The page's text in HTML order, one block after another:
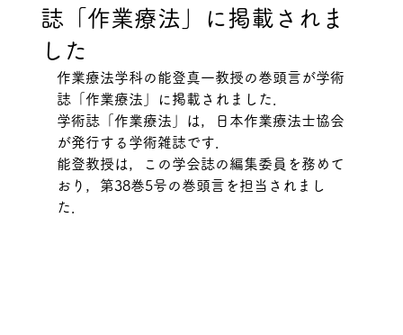
誌「作業療法」に掲載されま
した
作業療法学科の能登真一教授の巻頭言が学術
誌「作業療法」に掲載されました．
学術誌「作業療法」は，日本作業療法士協会
が発行する学術雑誌です．
能登教授は，この学会誌の編集委員を務めて
おり，第38巻5号の巻頭言を担当されまし
た．